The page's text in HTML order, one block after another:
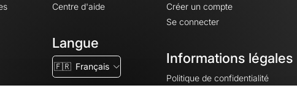
Centre d'aide
Langue
🇫🇷 Français
Créer un compte
Se connecter
Informations légales
Politique de confidentialité